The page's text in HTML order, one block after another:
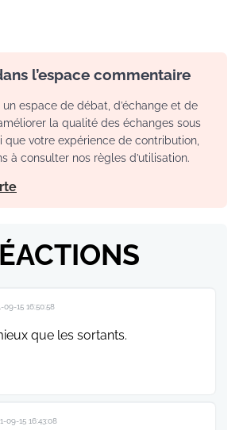
l’espace commentaire
un espace de débat, d’échange et de
la qualité des échanges sous
que votre expérience de contribution,
à consulter nos règles d’utilisation.
09-15 16:50:58
que les sortants.
09-15 16:43:08